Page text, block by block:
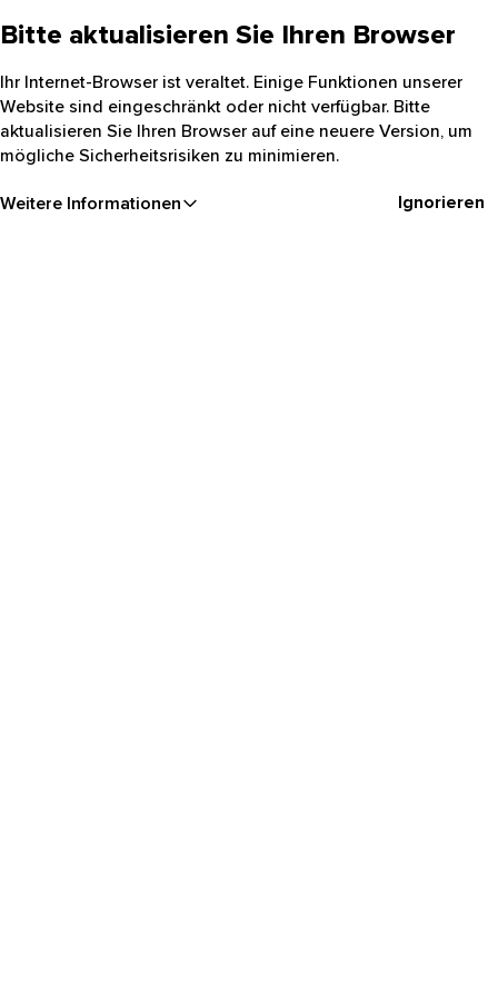
Bitte aktualisieren Sie Ihren Browser
Ihr Internet-Browser ist veraltet. Einige Funktionen unserer
Website sind eingeschränkt oder nicht verfügbar. Bitte
aktualisieren Sie Ihren Browser auf eine neuere Version, um
mögliche Sicherheitsrisiken zu minimieren.
Weitere Informationen Ignorieren